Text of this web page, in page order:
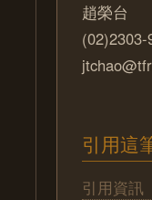
趙榮台
引用這
引用資訊